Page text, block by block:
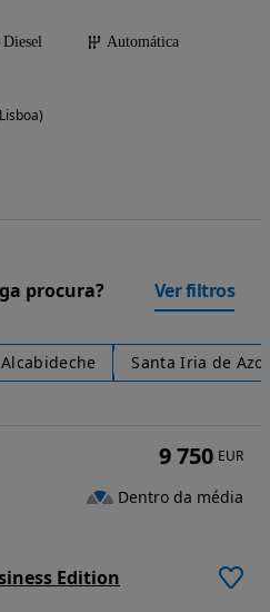
Diesel
Automática
procura? Ver filtros
Alcabideche Santa Iria de
Edition
9 750 EUR
Dentro da média